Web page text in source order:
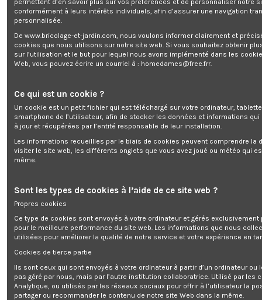
Rupture de stock
0,00 €
Rupture de stock
Groupe électrogène inverter
silencieux max 1880W - 2 prises -
Brick
Groupe électrogène inverter
silencieux max 2900W - 2 prises -
Brick
permettent d’en savoir plus sur vos préférences et de personnaliser notre
conformément à leurs intérêts individuels, afin d’assurer une navigation
personnalisée.
De www.bricolage-et-jardin.com, nous voulons informer clairement et
cookies que nous utilisons sur notre site web. Si vous souhaitez obtenir
sur l’utilisation et le but pour lequel nous avons implémenté dans les
Web, vous pouvez écrire un courriel à : homedames@free.frr.
Ce qui est un cookie ?
Un cookie est un petit fichier qui est téléchargé sur votre ordinateur,
smartphone de l’utilisateur, afin de stocker les données et informations
à jour et récupérées par l’entité responsable de leur installation.
Les informations recueillies par le biais de cookies peuvent comprendre la
visiter le site web, les différents onglets que vous avez joué ou météo qui
même.
Sont les types de cookies à l’aide de ce site web ?
Propres cookies
Ce type de cookies sont envoyés à votre ordinateur et gérés exclusivement
pour le meilleure performance du site web. Les informations que nous
utilisées pour améliorer la qualité de notre service et votre expérience en
Cookies de tierce partie
Ils sont ceux qui sont envoyés à votre ordinateur à partir d’un ordinateur ou
pas géré par nous, mais par l’autre institution collaboratrice. Utilisé par les
Analytique, ou utilisés par les réseaux sociaux pour offrir à l’utilisateur la
partager ou recommander le contenu de notre site Web dans la même.